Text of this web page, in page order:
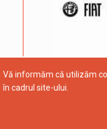
Vă informăm că utilizăm
în cadrul site-ului.